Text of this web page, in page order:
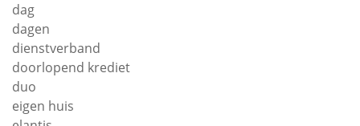
dag
dagen
dienstverband
doorlopend krediet
duo
eigen huis